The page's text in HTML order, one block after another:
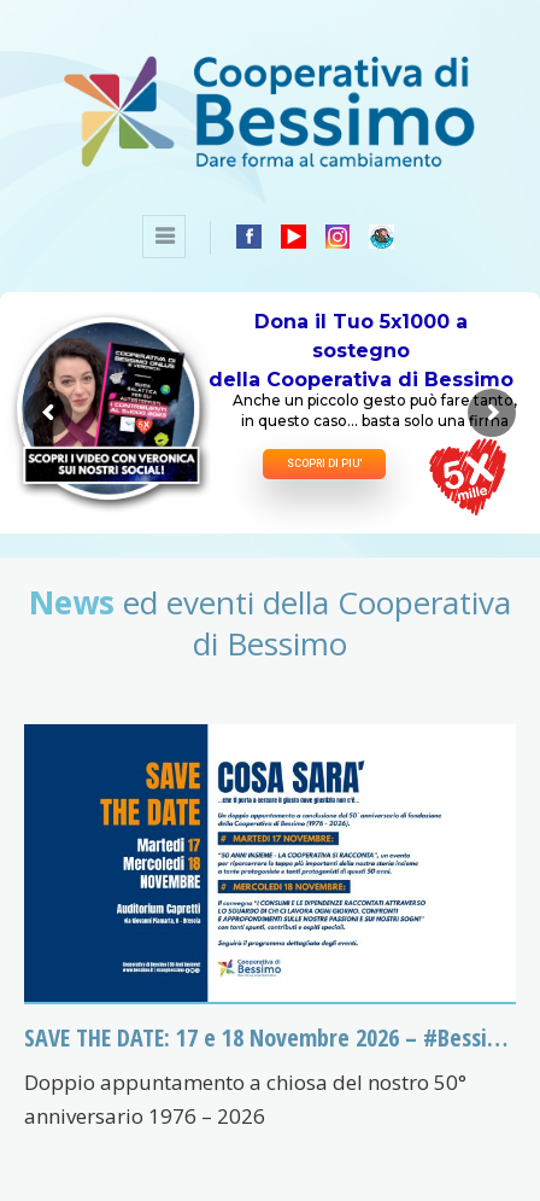
News ed eventi della Cooperativa
di Bessimo
SAVE THE DATE: 17 e 18 Novembre 2026 – #Bessimo50
Doppio appuntamento a chiosa del nostro 50°
anniversario 1976 – 2026